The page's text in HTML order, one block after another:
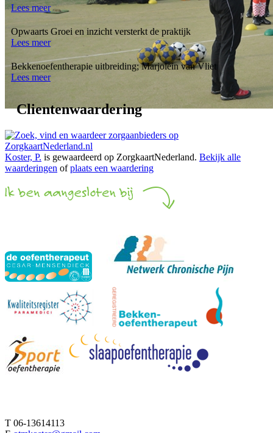
Lees meer
Opwaarts Groei en inzicht versterkt de praktijk
Lees meer
Bekkenoefentherapie uitbreiding; Marjolein van Vliet
Lees meer
Clientenwaardering
Koster, P. is gewaardeerd op ZorgkaartNederland. Bekijk alle
waarderingen ofplaats een waardering
T 06-13614113